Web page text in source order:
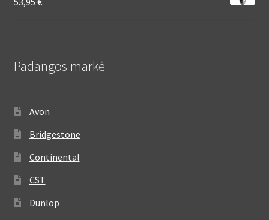
Padangos markė
Avon
Bridgestone
Continental
CST
Dunlop